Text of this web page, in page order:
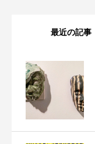
最近の記事